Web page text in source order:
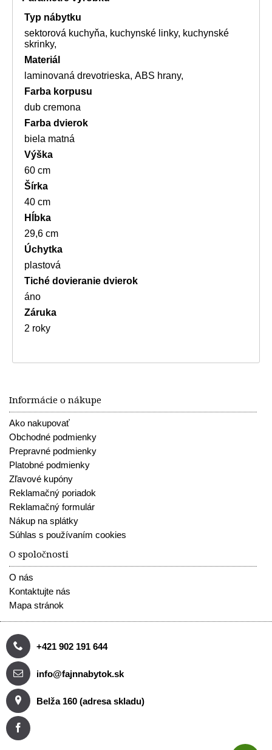
Typ nábytku
sektorová kuchyňa, kuchynské linky, kuchynské
skrinky,
Materiál
laminovaná drevotrieska, ABS hrany,
Farba korpusu
dub cremona
Farba dvierok
biela matná
Výška
60 cm
Šírka
40 cm
Hĺbka
29,6 cm
Úchytka
plastová
Tiché dovieranie dvierok
áno
Záruka
2 roky
Informácie o nákupe
Ako nakupovať
Obchodné podmienky
Prepravné podmienky
Platobné podmienky
Zľavové kupóny
Reklamačný poriadok
Reklamačný formulár
Nákup na splátky
Súhlas s používaním cookies
O spoločnosti
O nás
Kontaktujte nás
Mapa stránok
+421 902 191 644
info@fajnnabytok.sk
Belža 160 (adresa skladu)